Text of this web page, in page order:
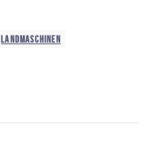
LANDMASCHINEN